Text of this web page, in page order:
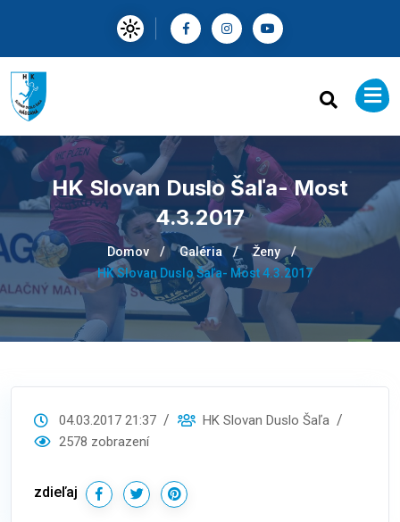
HK Slovan Duslo Šaľa- Most
4.3.2017
Domov Galéria
Ženy
HK Slovan Duslo Šaľa- Most 4.3.2017
04.03.2017 21:37
HK Slovan Duslo Šaľa
2578 zobrazení
zdieľaj